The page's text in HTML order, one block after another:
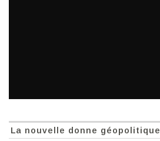
La nouvelle donne